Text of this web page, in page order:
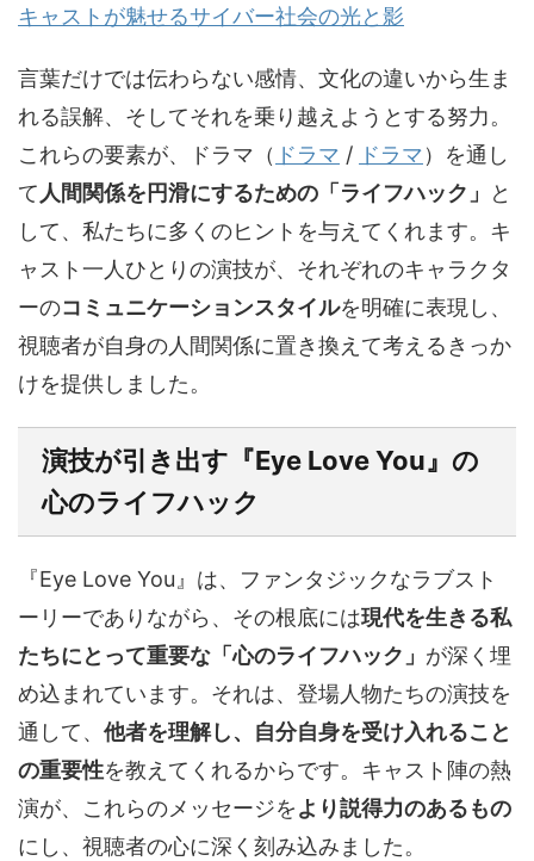
キャストが魅せるサイバー社会の光と影
言葉だけでは伝わらない感情、文化の違いから生ま
れる誤解、そしてそれを乗り越えようとする努力。
これらの要素が、
ドラマ（ ドラマ / ドラマ） を通し
て 人間関係を円滑にするための「ライフハック」
と
して、私たちに多くのヒントを与えてくれます。キ
ャスト一人ひとりの演技が、それぞれのキャラクタ
ーのコミュニケーションスタイルを明確に表現し、
視聴者が自身の人間関係に置き換えて考えるきっか
けを提供しました。
演技が引き出す『Eye Love You』の
心のライフハック
『Eye Love You』は、ファンタジックなラブスト
ーリーでありながら、その根底には現代を生きる私
たちにとって重要な「心のライフハック」 が深く埋
め込まれています。それは、登場人物たちの演技を
通して、 他者を理解し、自分自身を受け入れること
の重要性を教えてくれるからです。キャスト陣の熱
演が、これらのメッセージをより説得力のあるもの
にし、視聴者の心に深く刻み込みました。